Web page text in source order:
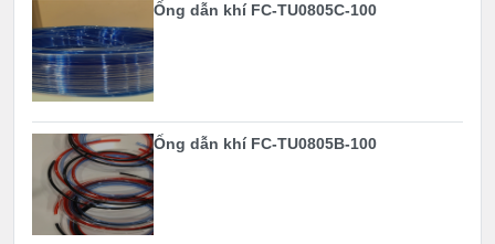
Ống dẫn khí FC-TU0805C-100
Ống dẫn khí FC-TU0805B-100